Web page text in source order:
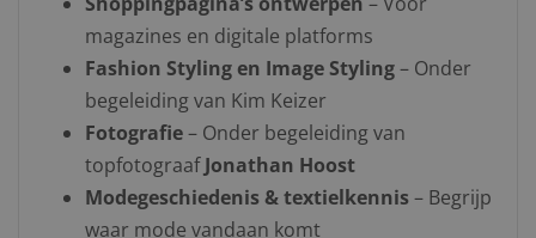
magazines en digitale platforms
Fashion Styling en Image Styling– Onder
begeleiding van Kim Keizer
Fotografie– Onder begeleiding van
topfotograafJonathan Hoost
Modegeschiedenis & textielkennis– Begrijp
waar mode vandaan komt